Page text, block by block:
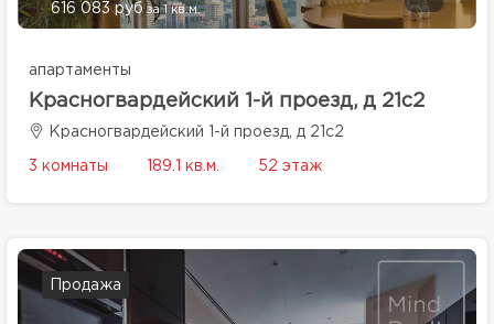
616 083 руб за 1 кв.м.
апартаменты
Красногвардейский 1-й проезд, д 21с2
Красногвардейский 1-й проезд, д 21с2
3 комнаты 189.1 кв.м. 52 этаж
Продажа